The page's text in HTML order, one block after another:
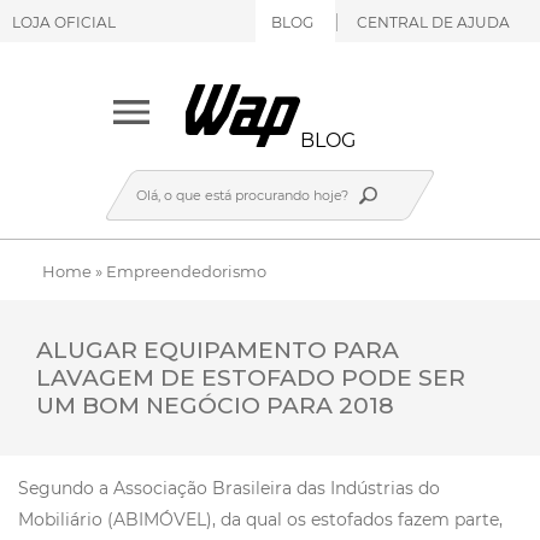
LOJA OFICIAL BLOG CENTRAL DE AJUDA
BLOG
Home» Empreendedorismo
ALUGAR EQUIPAMENTO PARA
LAVAGEM DE ESTOFADO PODE SER
UM BOM NEGÓCIO PARA 2018
Segundo a Associação Brasileira das Indústrias do
Mobiliário (ABIMÓVEL), da qual os estofados fazem parte,